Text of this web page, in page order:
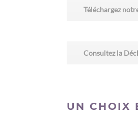
Téléchargez
Consultez la
UN CHOIX